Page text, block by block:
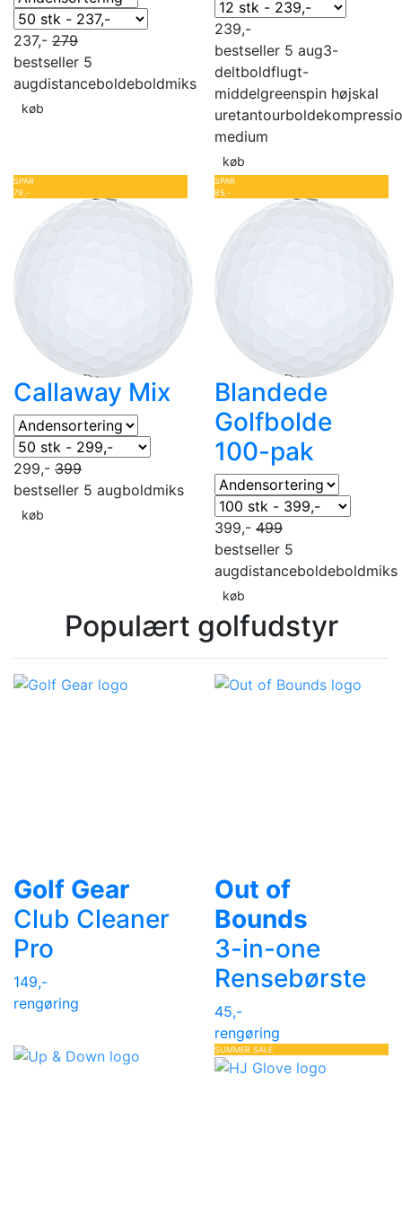
237,- 279
bestseller 5
augdistanceboldeboldmiks
køb
239,-
bestseller 5 aug3-
deltboldflugt-
middelgreenspin højskal
uretantourbolde
medium
køb
SPAR
79,-
Callaway Mix
299,- 399
bestseller 5 augboldmiks
køb
SPAR
85,-
Blandede
Golfbolde
100-pak
399,- 499
bestseller 5
augdistanceboldeboldmiks
køb
Populært golfudstyr
Golf Gear
Club Cleaner
Pro
149,-
rengøring
Out of
Bounds
3-in-one
Rensebørste
45,-
rengøring
SUMMER SALE